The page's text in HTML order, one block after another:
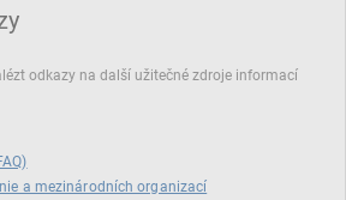
odkazy na další užitečné zdroje informací
a mezinárodních organizací